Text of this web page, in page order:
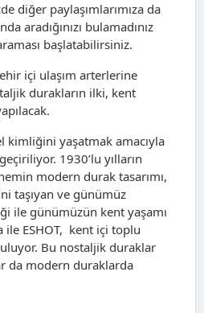
diğer paylaşımlarımıza da
aradığınızı bulamadınız
başlatabilirsiniz.
içi ulaşım arterlerine
durakların ilki, kent
kimliğini yaşatmak amacıyla
1930’lu yılların
modern durak tasarımı,
taşıyan ve günümüz
ile günümüzün kent yaşamı
ile ESHOT, kent içi toplu
Bu nostaljik duraklar
da modern duraklarda